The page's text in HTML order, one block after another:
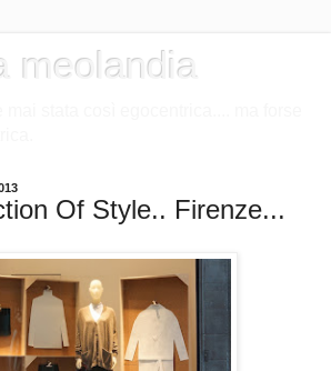
meolandia
Of Style.. Firenze...